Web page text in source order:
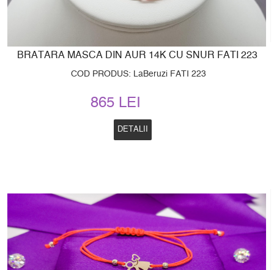
BRATARA MASCA DIN AUR 14K CU SNUR FATI 223
COD PRODUS: LaBeruzi FATI 223
865 LEI
DETALII